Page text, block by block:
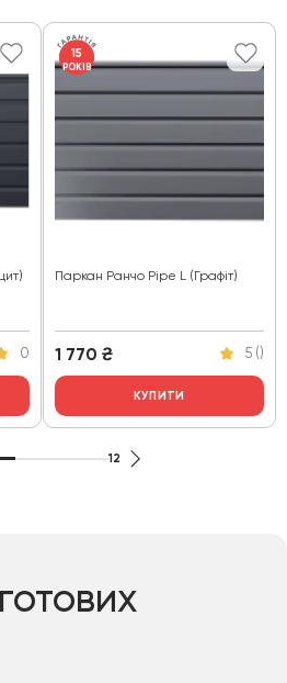
0
15
РОКІВ
Паркан Ранчо Pipe L (Графіт)
1 770 ₴ 5 ()
КУПИТИ
12